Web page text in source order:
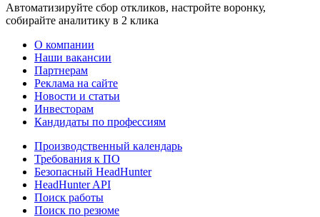
Автоматизируйте сбор откликов, настройте воронку,
собирайте аналитику в 2 клика
О компании
Наши вакансии
Партнерам
Реклама на сайте
Новости и статьи
Инвесторам
Кандидаты по профессиям
Производственный календарь
Требования к ПО
Безопасный HeadHunter
HeadHunter API
Поиск работы
Поиск по резюме